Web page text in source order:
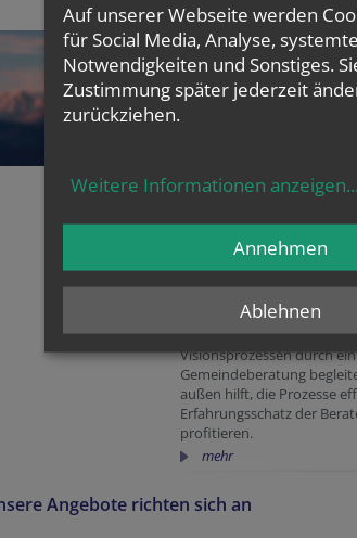
Wirksam durch Vision
Begleitung von
„EINE VISION IST
Oft ist das kirchliche Leben
Aktivitäten geprägt. An
die vielen einzelnen
Strategie zusammenfügen
Die Entwicklung und
Menschen an der
zu beteiligen, Kräfte zu
und das kirchliche
Gemeinden und
Visionsprozessen durch
Gemeindeberatung
außen hilft, die Prozesse
Erfahrungsschatz der
profitieren.
mehr
Angebote richten sich an
Auf unserer Webseite werden
für Social Media, Analyse,
Notwendigkeiten und Sonstiges.
Zustimmung später jederzeit
zurückziehen.
Weitere Informationen anzeigen...
Ablehnen
Annehmen